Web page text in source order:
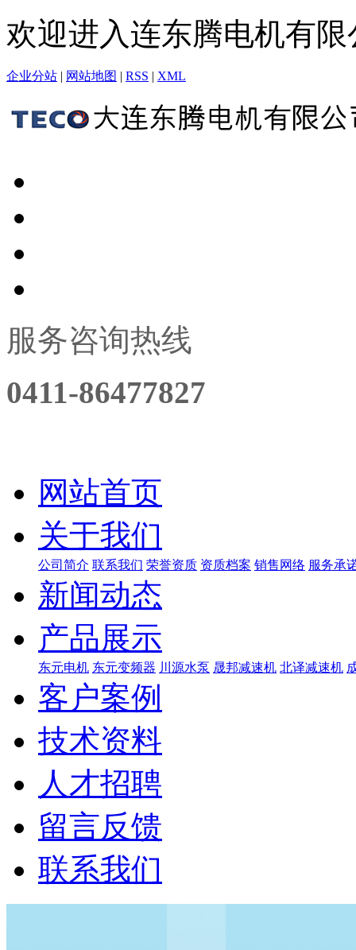
欢迎进入连东腾电机有
企业分站 | 网站地图 | RSS | XML
服务咨询热线
0411-86477827
网站首页
关于我们
公司简介 联系我们 荣誉资质 资质档案 销售网络 服务承
新闻动态
产品展示
东元电机 东元变频器 川源水泵 晟邦减速机 北译减速机
客户案例
技术资料
人才招聘
留言反馈
联系我们